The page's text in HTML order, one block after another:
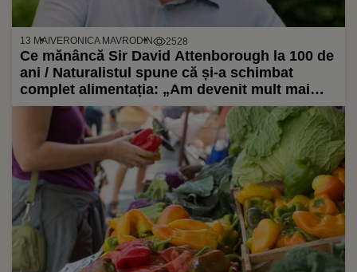
13 MAIVERONICA MAVRODIN 2528
Ce mănâncă Sir David Attenborough la 100 de
ani / Naturalistul spune că și-a schimbat
complet alimentația: „Am devenit mult mai
vegetarian decât credeam că voi fi vreodată”